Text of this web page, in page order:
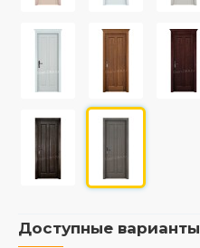
Доступные варианты